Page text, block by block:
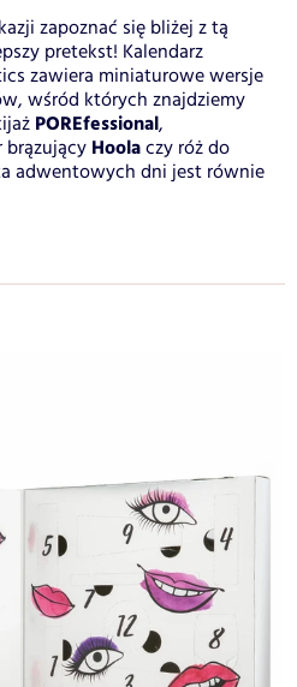
zapoznać się bliżej z tą
pretekst! Kalendarz
zawiera miniaturowe wersje
wśród których znajdziemy
POREfessional,
brązujący Hoolaczy róż do
adwentowych dni jest równie